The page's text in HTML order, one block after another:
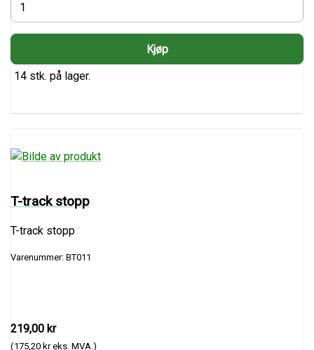
14 stk. på lager.
T-track stopp
T-track stopp
Varenummer: BT011
219,00 kr
(175,20 kr eks. MVA.)